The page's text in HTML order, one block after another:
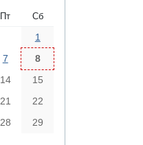
Пт Сб
1
7
8
14
15
21
22
28
29